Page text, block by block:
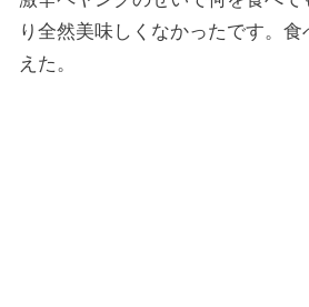
り全然美味しくなかったです。
えた。